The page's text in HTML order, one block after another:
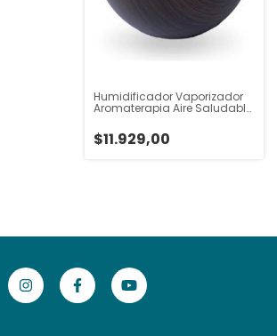
Humidificador Vaporizador
Aromaterapia Aire Saludable
$11.929,00